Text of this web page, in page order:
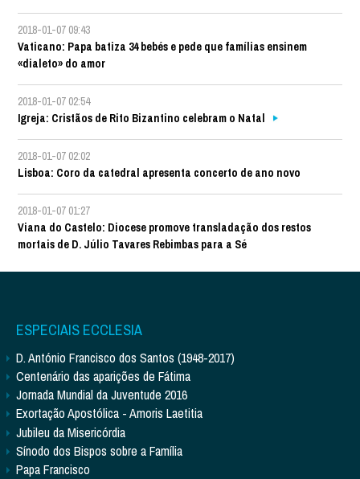
2018-01-07 09:43
Vaticano: Papa batiza 34 bebés e pede que famílias ensinem
«dialeto» do amor
2018-01-07 02:54
Igreja: Cristãos de Rito Bizantino celebram o Natal
2018-01-07 02:02
Lisboa: Coro da catedral apresenta concerto de ano novo
2018-01-07 01:27
Viana do Castelo: Diocese promove transladação dos restos
mortais de D. Júlio Tavares Rebimbas para a Sé
ESPECIAIS ECCLESIA
D. António Francisco dos Santos (1948-2017)
Centenário das aparições de Fátima
Jornada Mundial da Juventude 2016
Exortação Apostólica - Amoris Laetitia
Jubileu da Misericórdia
Sínodo dos Bispos sobre a Família
Papa Francisco